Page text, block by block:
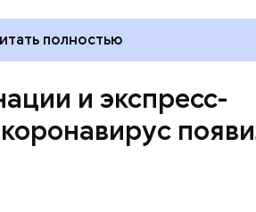
полностью
и экспресс-